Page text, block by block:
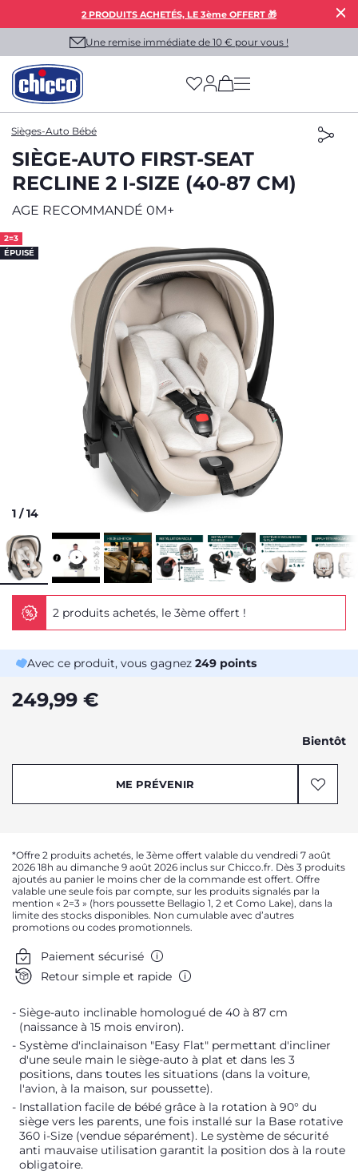
2 PRODUITS ACHETÉS, LE 3ème OFFERT 🎁
Une remise immédiate de 10 € pour vous !
(has more options
Sièges-Auto Bébé
SIÈGE-AUTO FIRST-SEAT
RECLINE 2 I-SIZE (40-87 CM)
AGE RECOMMANDÉ 0M+
2=3
ÉPUISÉ
1 /14
2 produits achetés, le 3ème offert !
Avec ce produit, vous gagnez 249 points
249,99 €
Bientôt
ME PRÉVENIR
*Offre 2 produits achetés, le 3ème offert valable du vendredi 7 août
2026 18h au dimanche 9 août 2026 inclus sur Chicco.fr. Dès 3 produits
ajoutés au panier le moins cher de la commande est offert. Offre
valable une seule fois par compte, sur les produits signalés par la
mention « 2=3 » (hors poussette Bellagio 1, 2 et Como Lake), dans la
limite des stocks disponibles. Non cumulable avec d’autres
promotions ou codes promotionnels.
Paiement sécurisé
Retour simple et rapide
Siège-auto inclinable homologué de 40 à 87 cm
(naissance à 15 mois environ).
Système d'inclainaison "Easy Flat" permettant d'incliner
d'une seule main le siège-auto à plat et dans les 3
positions, dans toutes les situations (dans la voiture,
l'avion, à la maison, sur poussette).
Installation facile de bébé grâce à la rotation à 90° du
siège vers les parents, une fois installé sur la Base rotative
360 i-Size (vendue séparément). Le système de sécurité
anti mauvaise utilisation garantit la position dos à la route
obligatoire.